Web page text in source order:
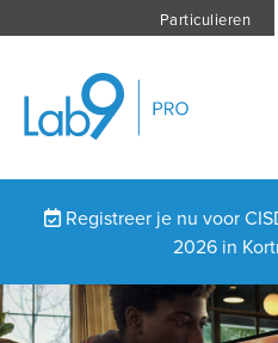
Particulieren
Registreer je nu voor
2026 in